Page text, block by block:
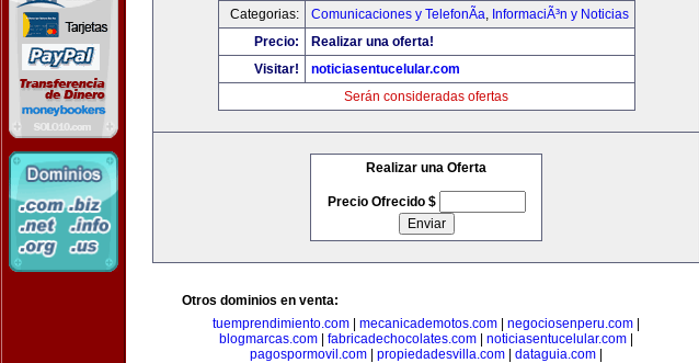
Categorias:
Comunicaciones y TelefonÃ­a, InformaciÃ³n y Noticias
Precio:
Realizar una oferta!
Visitar!
noticiasentucelular.com
Serán consideradas ofertas
Realizar una Oferta
Precio Ofrecido $
Otros dominios en venta:
tuemprendimiento.com
mecanicademotos.com negociosenperu.com
blogmarcas.com
fabricadechocolates.com noticiasentucelular.com
pagospormovil.com
propiedadesvilla.com dataguia.com